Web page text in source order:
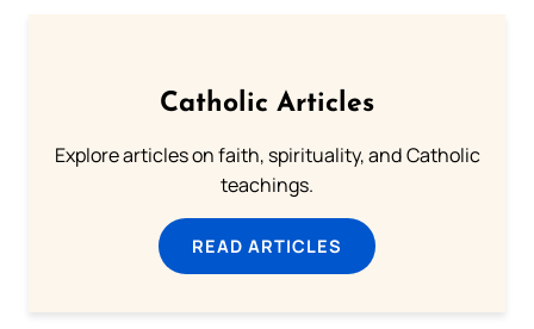
Catholic Articles
Explore articles on faith, spirituality, and Catholic
teachings.
READ ARTICLES